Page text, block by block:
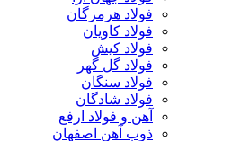
فولاد هرمزگان
فولاد کاویان
فولاد کیش
فولاد گل گهر
فولاد سنگان
فولاد شادگان
آهن و فولاد ارفع
ذوب آهن اصفهان